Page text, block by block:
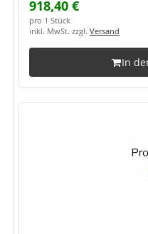
918,40 €
pro 1 Stück
inkl. MwSt. zzgl. Versand
In